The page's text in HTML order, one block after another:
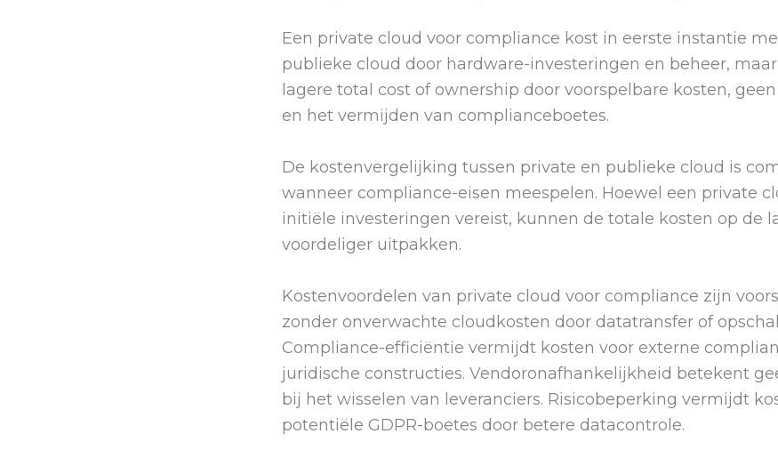
Een private cloud voor compliance kost in eerste instantie
publieke cloud door hardware-investeringen en beheer,
lagere total cost of ownership door voorspelbare kosten,
en het vermijden van complianceboetes.
De kostenvergelijking tussen private en publieke cloud is
wanneer compliance-eisen meespelen. Hoewel een private
initiële investeringen vereist, kunnen de totale kosten op de
voordeliger uitpakken.
Kostenvoordelen van private cloud voor compliance zijn
zonder onverwachte cloudkosten door datatransfer of
Compliance-efficiëntie vermijdt kosten voor externe
juridische constructies. Vendoronafhankelijkheid betekent
bij het wisselen van leveranciers. Risicobeperking vermijdt
potentiële GDPR-boetes door betere datacontrole.